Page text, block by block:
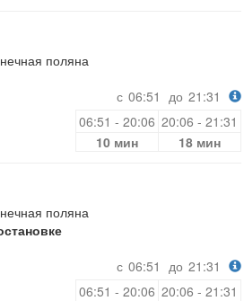
поляна
с 06:51 до 21:31
06:51 - 20:06 20:06 - 21:31
10 мин
18 мин
поляна
с 06:51 до 21:31
06:51 - 20:06 20:06 - 21:31